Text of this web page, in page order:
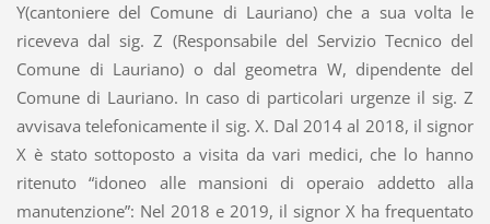
Y(cantoniere del Comune di Lauriano) che a sua volta le
riceveva dal sig. Z (Responsabile del Servizio Tecnico del
Comune di Lauriano) o dal geometra W, dipendente del
Comune di Lauriano. In caso di particolari urgenze il sig. Z
avvisava telefonicamente il sig. X. Dal 2014 al 2018, il signor
X è stato sottoposto a visita da vari medici, che lo hanno
ritenuto “idoneo alle mansioni di operaio addetto alla
manutenzione”: Nel 2018 e 2019, il signor X ha frequentato